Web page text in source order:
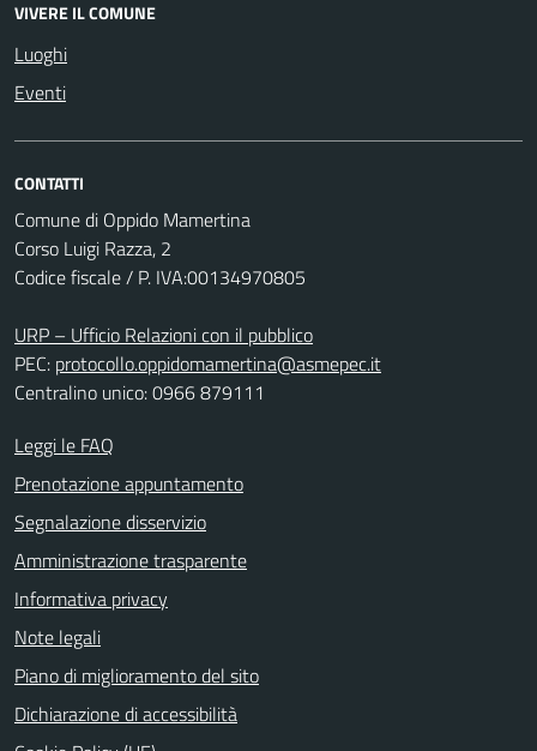
VIVERE IL COMUNE
Luoghi
Eventi
CONTATTI
Comune di Oppido Mamertina
Corso Luigi Razza, 2
Codice fiscale / P. IVA:00134970805
URP – Ufficio Relazioni con il pubblico
PEC: protocollo.oppidomamertina@asmepec.it
Centralino unico: 0966 879111
Leggi le FAQ
Prenotazione appuntamento
Segnalazione disservizio
Amministrazione trasparente
Informativa privacy
Note legali
Piano di miglioramento del sito
Dichiarazione di accessibilità